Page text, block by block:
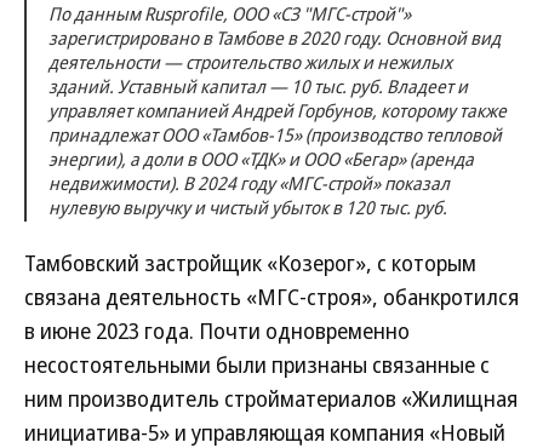
По данным Rusprofile, ООО «СЗ "МГС-строй"»
зарегистрировано в Тамбове в 2020 году. Основной вид
деятельности — строительство жилых и нежилых
зданий. Уставный капитал — 10 тыс. руб. Владеет и
управляет компанией Андрей Горбунов, которому также
принадлежат ООО «Тамбов-15» (производство тепловой
энергии), а доли в ООО «ТДК» и ООО «Бегар» (аренда
недвижимости). В 2024 году «МГС-строй» показал
нулевую выручку и чистый убыток в 120 тыс. руб.
Тамбовский застройщик «Козерог», с которым
связана деятельность «МГС-строя», обанкротился
в июне 2023 года. Почти одновременно
несостоятельными были признаны связанные с
ним производитель стройматериалов «Жилищная
инициатива-5» и управляющая компания «Новый